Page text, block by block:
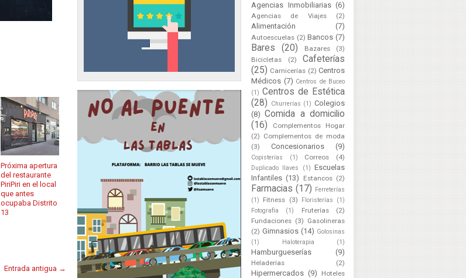
Próxima apertura
del restaurante
PiriPiri en el local
que antes
ocupaba Distrito
13
Entrada antigua →
Agencias Inmobiliarias (6)
Agencias de Viajes (2)
Alimentación (7)
Autoescuelas (2) Bancos (7)
Bares (20) Bazares
(3)
Bicicletas
(2)
Cafeterías
(25) Carnicerías (2) Centros
Médicos (7) Centros de Buceo
(1) Centros de Estética
(28)
Churrerías (1) Colegios
(8) Comida a domicilio
(16)
Complementos Hogar
(2) Complementos de moda
(3)
Concesionarios (9)
Copisterías (1) Correos (4)
Duplicado llaves (1) Escuelas
Infantiles (13) Estancos (2)
Farmacias (17) Ferreterías
(1)
Fitness (3) Floristerías
(1)
Fotografía
(1) Fruterías
(2)
Fundaciones (3) Gasolineras
(2) Gimnasios (14) Golosinas
(1)
Haloterapia (1)
Hamburgueserías (9)
Heladerías (2)
Hipermercados (9)
Hoteles